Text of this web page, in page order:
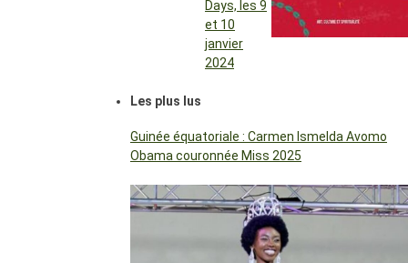
Days, les 9
et 10
janvier
2024
Les plus lus
Guinée équatoriale : Carmen Ismelda Avomo
Obama couronnée Miss 2025